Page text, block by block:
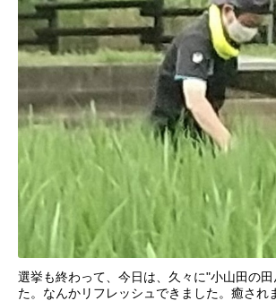
選挙も終わって、今日は、久々に"小山田の
た。なんかリフレッシュできました。癒され